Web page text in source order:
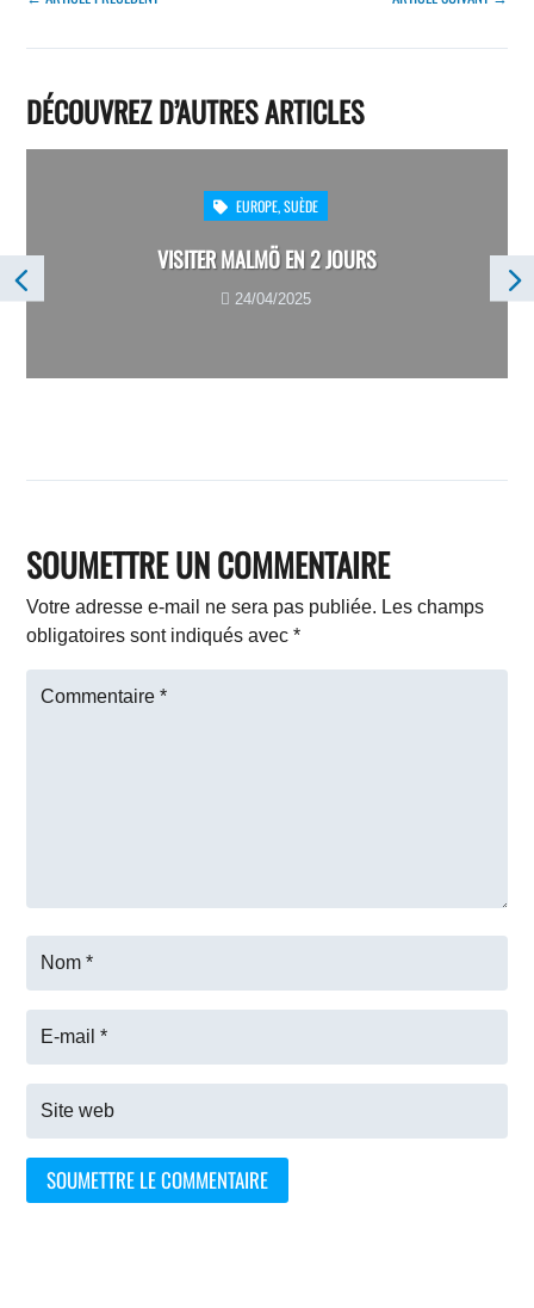
DÉCOUVREZ D’AUTRES ARTICLES
 EUROPE,SUÈDE
VISITER MALMÖ EN 2 JOURS
 24/04/2025
SOUMETTRE UN COMMENTAIRE
Votre adresse e-mail ne sera pas publiée. Les champs
obligatoires sont indiqués avec*
SOUMETTRE LE COMMENTAIRE